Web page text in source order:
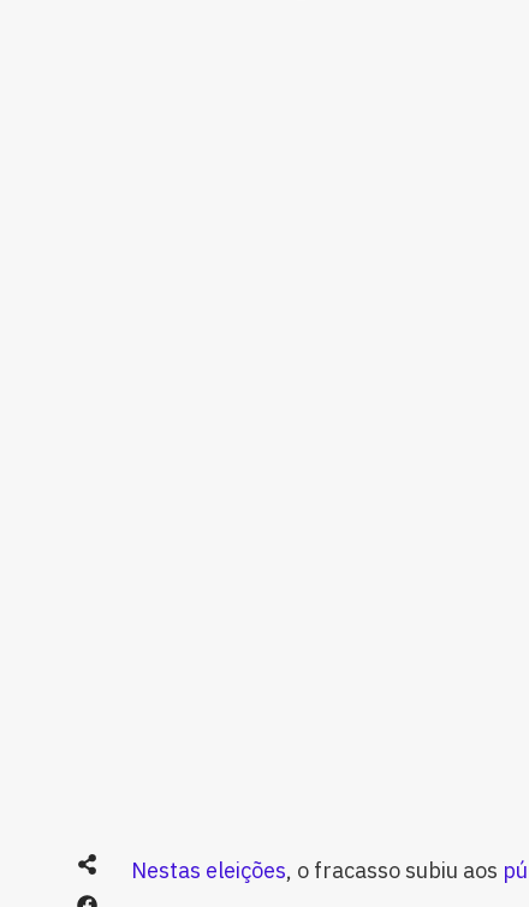
Nestas eleições, o fracasso subiu aos